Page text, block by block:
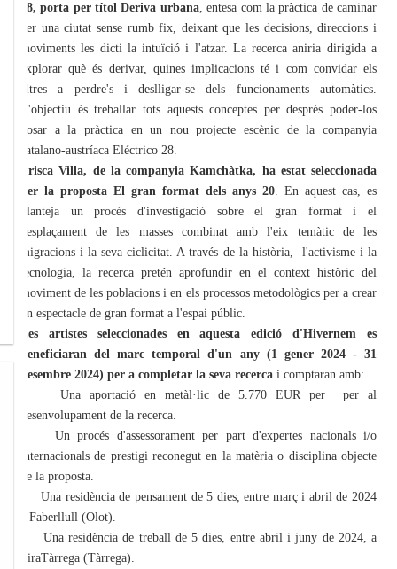
28, porta per títol Deriva urbana, entesa com la pràctica de caminar
per una ciutat sense rumb fix, deixant que les decisions, direccions i
moviments les dicti la intuïció i l'atzar. La recerca aniria dirigida a
explorar què és derivar, quines implicacions té i com convidar els
altres a perdre's i deslligar-se dels funcionaments automàtics.
L'objectiu és treballar tots aquests conceptes per després poder-los
posar a la pràctica en un nou projecte escènic de la companyia
catalano-austríaca Eléctrico 28.
Prisca Villa, de la companyia Kamchàtka, ha estat seleccionada
per la proposta El gran format dels anys 20. En aquest cas, es
planteja un procés d'investigació sobre el gran format i el
desplaçament de les masses combinat amb l'eix temàtic de les
migracions i la seva ciclicitat. A través de la història, l'activisme i la
tecnologia, la recerca pretén aprofundir en el context històric del
moviment de les poblacions i en els processos metodològics per a crear
un espectacle de gran format a l'espai públic.
Les artistes seleccionades en aquesta edició d'Hivernem es
beneficiaran del marc temporal d'un any (1 gener 2024 - 31
desembre 2024) per a completar la seva recerca i comptaran amb:
• Una aportació en metàl·lic de 5.770 EUR per per al
desenvolupament de la recerca.
• Un procés d'assessorament per part d'expertes nacionals i/o
internacionals de prestigi reconegut en la matèria o disciplina objecte
de la proposta.
• Una residència de pensament de 5 dies, entre març i abril de 2024
a Faberllull (Olot).
• Una residència de treball de 5 dies, entre abril i juny de 2024, a
FiraTàrrega (Tàrrega).